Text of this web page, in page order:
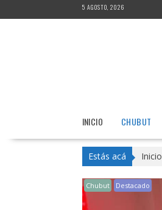
al
5 AGOSTO, 2026
INICIO CHUBUT
Estás acá Inicio
Chubut Destacado